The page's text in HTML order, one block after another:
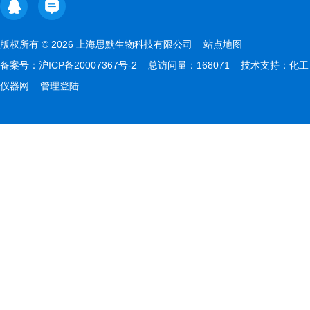
版权所有 © 2026 上海思默生物科技有限公司 站点地图
备案号： 沪ICP备20007367号-2 总访问量：168071 技术支持： 化工
仪器网
管理登陆